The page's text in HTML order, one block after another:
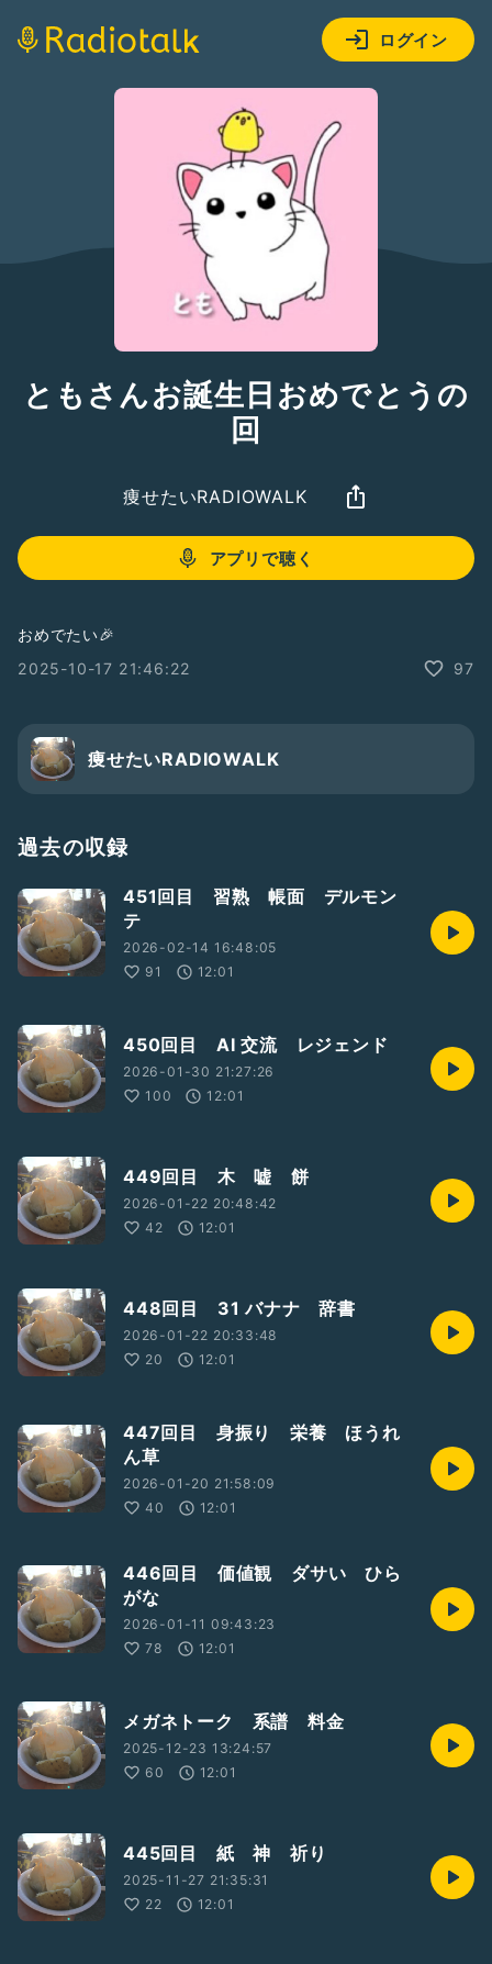
ログイン
ともさんお誕生日おめでとうの
回
痩せたいRADIOWALK
アプリで聴く
おめでたい🎉
2025-10-17 21:46:22
97
痩せたいRADIOWALK
過去の収録
451回目 習熟 帳面 デルモン
テ
2026-02-14 16:48:05
91
12:01
450回目 AI 交流 レジェンド
2026-01-30 21:27:26
100
12:01
449回目 木 嘘 餅
2026-01-22 20:48:42
42
12:01
448回目 31 バナナ 辞書
2026-01-22 20:33:48
20
12:01
447回目 身振り 栄養 ほうれ
ん草
2026-01-20 21:58:09
40
12:01
446回目 価値観 ダサい ひら
がな
2026-01-11 09:43:23
78
12:01
メガネトーク 系譜 料金
2025-12-23 13:24:57
60
12:01
445回目 紙 神 祈り
2025-11-27 21:35:31
22
12:01